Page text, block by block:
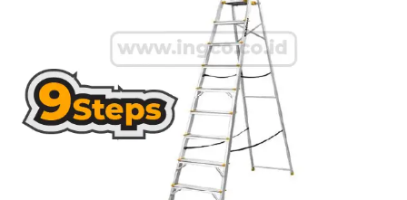
Safety
Products